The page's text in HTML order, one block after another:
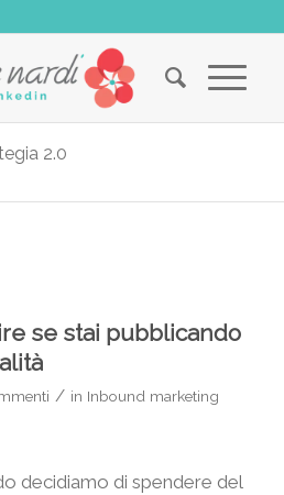
2.0
se stai pubblicando
/ in Inbound marketing
decidiamo di spendere del